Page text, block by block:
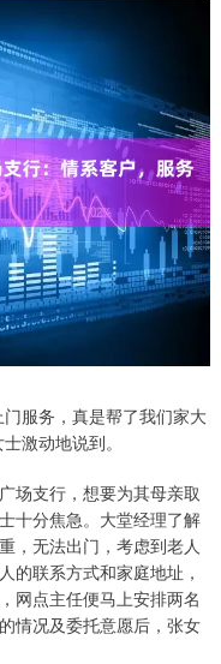
服务，真是帮了我们家大
激动地说到。
场支行，想要为其母亲取
十分焦急。大堂经理了解
，无法出门，考虑到老人
的联系方式和家庭地址，
网点主任便马上安排两名
情况及委托意愿后，张女